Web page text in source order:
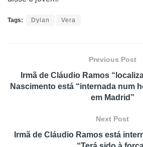
Tags: Dylan Vera
Previous Post
Irmã de Cláudio Ramos
Nascimento está “internada num
em Madrid”
Next Post
Irmã de Cláudio Ramos está